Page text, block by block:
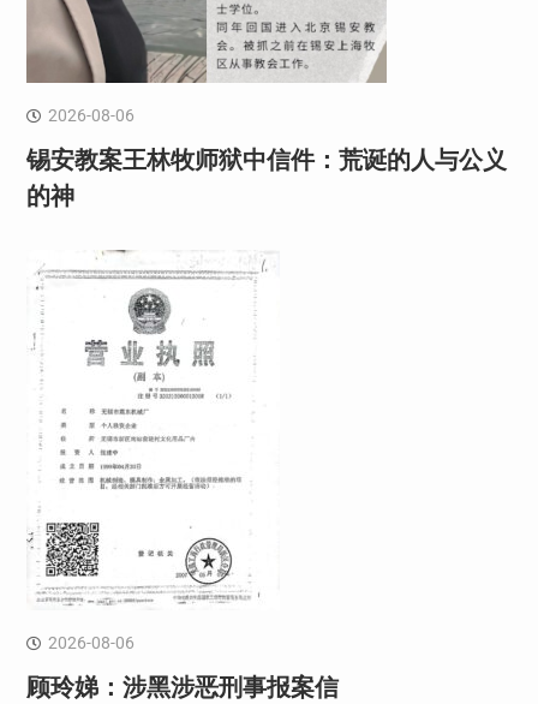
2026-08-06
锡安教案王林牧师狱中信件：荒诞的人与公义
的神
2026-08-06
顾玲娣：涉黑涉恶刑事报案信